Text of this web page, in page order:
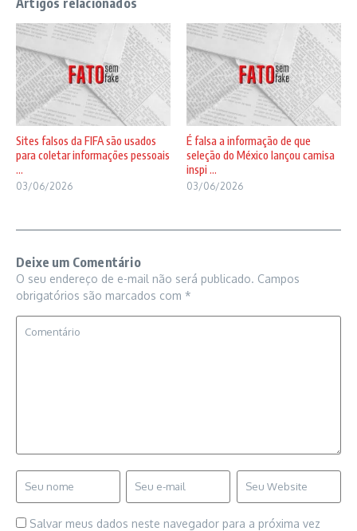
Sites falsos da FIFA são usados
para coletar informações pessoais
...
03/06/2026
É falsa a informação de que
seleção do México lançou camisa
inspi ...
03/06/2026
Deixe um Comentário
O seu endereço de e-mail não será publicado. Campos
obrigatórios são marcados com *
Salvar meus dados neste navegador para a próxima vez